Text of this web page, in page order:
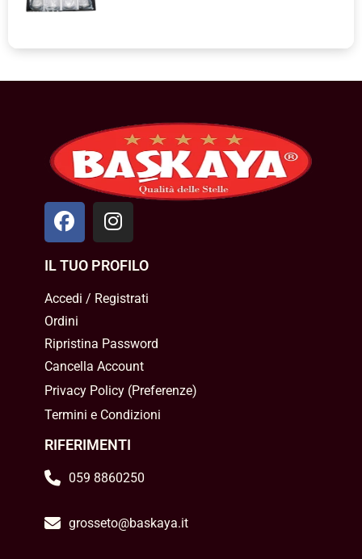
IL TUO PROFILO
Accedi / Registrati
Ordini
Ripristina Password
Cancella Account
Privacy Policy(Preferenze)
Termini e Condizioni
RIFERIMENTI
059 8860250
grosseto@baskaya.it